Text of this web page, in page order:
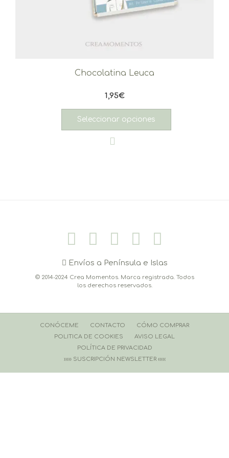
Chocolatina Leuca
1,95€
Seleccionar opciones
Envíos a Península e Islas
© 2014-2024 Crea Momentos. Marca registrada. Todos
los derechos reservados.
CONÓCEME CONTACTO
CÓMO COMPRAR
POLITICA DE COOKIES
AVISO LEGAL
POLÍTICA DE PRIVACIDAD
››››› SUSCRIPCIÓN NEWSLETTER ‹‹‹‹‹